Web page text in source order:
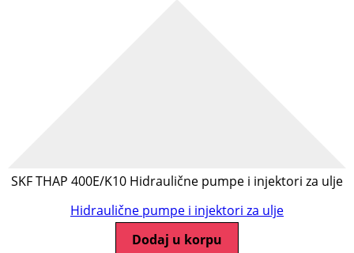
SKF THAP 400E/K10 Hidraulične pumpe i injektori za ulje
Hidraulične pumpe i injektori za ulje
Dodaj u korpu